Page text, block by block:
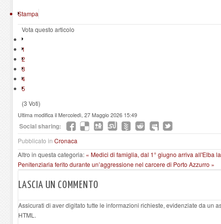
Stampa
Vota questo articolo
1
2
3
4
5
(3 Voti)
Ultima modifica il Mercoledì, 27 Maggio 2026 15:49
Social sharing:
Pubblicato in Cronaca
Altro in questa categoria: « Medici di famiglia, dal 1° giugno arriva all'Elba
Penitenziaria ferito durante un’aggressione nel carcere di Porto Azzurro »
LASCIA UN COMMENTO
Assicurati di aver digitato tutte le informazioni richieste, evidenziate da un
HTML.